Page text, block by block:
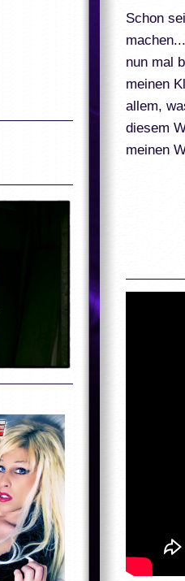
Schon
nun mal
meinen
allem,
diesem
meinen